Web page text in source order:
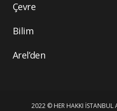
Çevre
Bilim
Arel’den
2022 © HER HAKKI İSTANBUL